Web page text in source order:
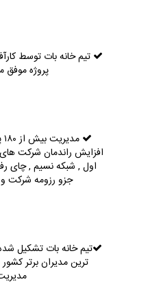
پروژه
افزایش راندمان شرکت
اول , شبکه نسیم , چای
جزو رزومه شرکت
ترین مدیران برتر کشور